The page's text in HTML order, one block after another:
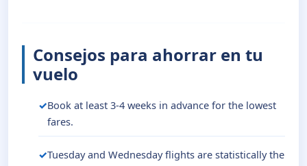
Consejos para ahorrar en tu
vuelo
Book at least 3-4 weeks in advance for the lowest
fares.
Tuesday and Wednesday flights are statistically the